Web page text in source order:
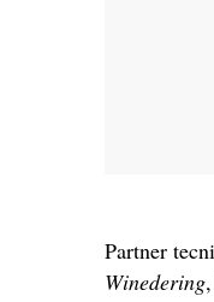
Partner
Winedering